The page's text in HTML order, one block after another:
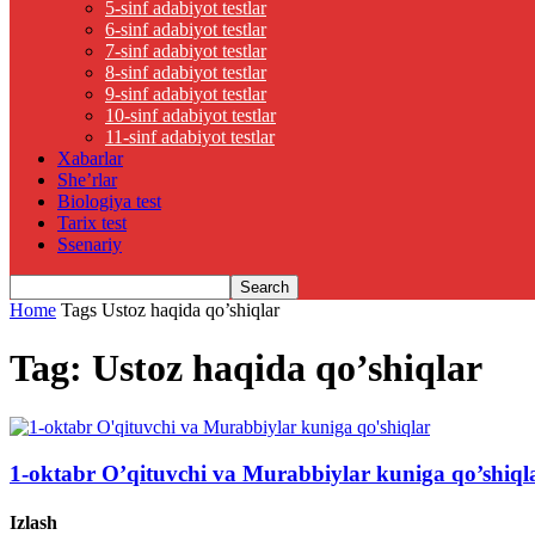
5-sinf adabiyot testlar
6-sinf adabiyot testlar
7-sinf adabiyot testlar
8-sinf adabiyot testlar
9-sinf adabiyot testlar
10-sinf adabiyot testlar
11-sinf adabiyot testlar
Xabarlar
She’rlar
Biologiya test
Tarix test
Ssenariy
Home Tags Ustoz haqida qo’shiqlar
Tag: Ustoz haqida qo’shiqlar
1-oktabr O’qituvchi va Murabbiylar kuniga
Izlash